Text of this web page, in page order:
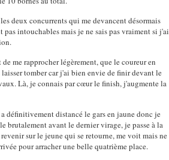
deux concurrents qui me devancent désormais
intouchables mais je ne sais pas vraiment si j'ai
me rapprocher légèrement, que le coureur en
tomber car j'ai bien envie de finir devant le
Là, je connais par cœur le finish, j'augmente la
définitivement distancé le gars en jaune donc je
brutalement avant le dernier virage, je passe à la
sur le jeune qui se retourne, me voit mais ne
pour arracher une belle quatrième place.